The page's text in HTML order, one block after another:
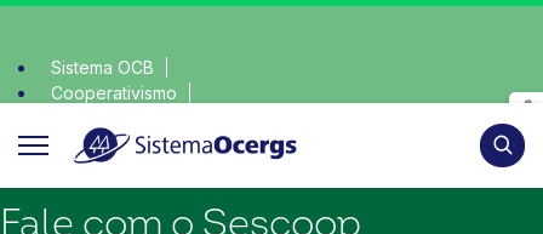
Sistema OCB
Cooperativismo
Fale com o Sescoop